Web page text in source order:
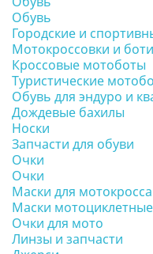
Обувь
Городские и
Мотокроссовки и
Кроссовые мотоботы
Туристические
Обувь для эндуро и
Дождевые бахилы
Носки
Запчасти для обуви
Очки
Очки
Маски для мотокросса
Маски мотоциклетные
Очки для мото
Линзы и запчасти